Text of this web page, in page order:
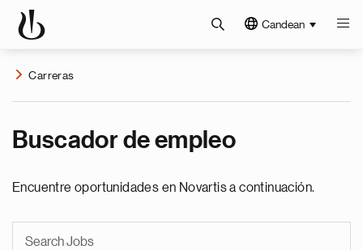
Candean
Carreras
Buscador de empleo
Encuentre oportunidades en Novartis a continuación.